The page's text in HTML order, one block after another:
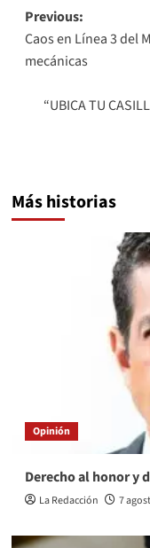
Post
navigation
Previous:
Caos en Línea 3 del
mecánicas
“UBICA TU
Más historias
Opinión
Derecho al honor y
La Redacción 7